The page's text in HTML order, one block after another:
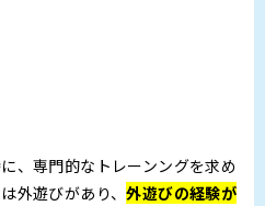
、専門的なトレーンングを求め
外遊びがあり、外遊びの経験が